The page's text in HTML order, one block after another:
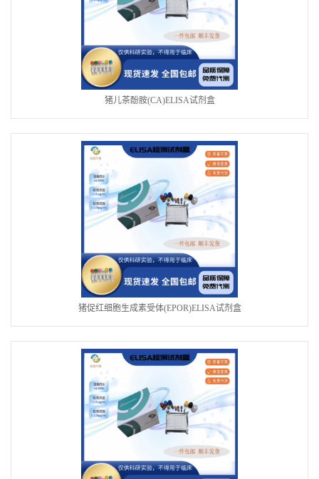
猪儿茶酚胺(CA)ELISA试剂盒
猪促红细胞生成素受体(EPOR)ELISA试剂盒